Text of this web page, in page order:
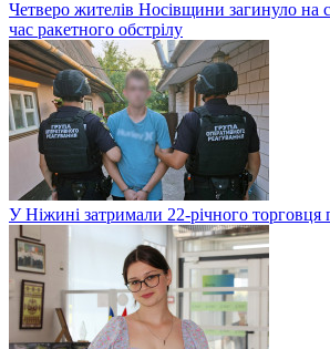
Четверо жителів Носівщини загинуло на
час ракетного обстрілу
У Ніжині затримали 22-річного торговця